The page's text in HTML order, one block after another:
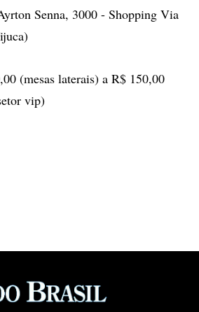
Senna, 3000 - Shopping Via
(mesas laterais) a R$ 150,00
vip)